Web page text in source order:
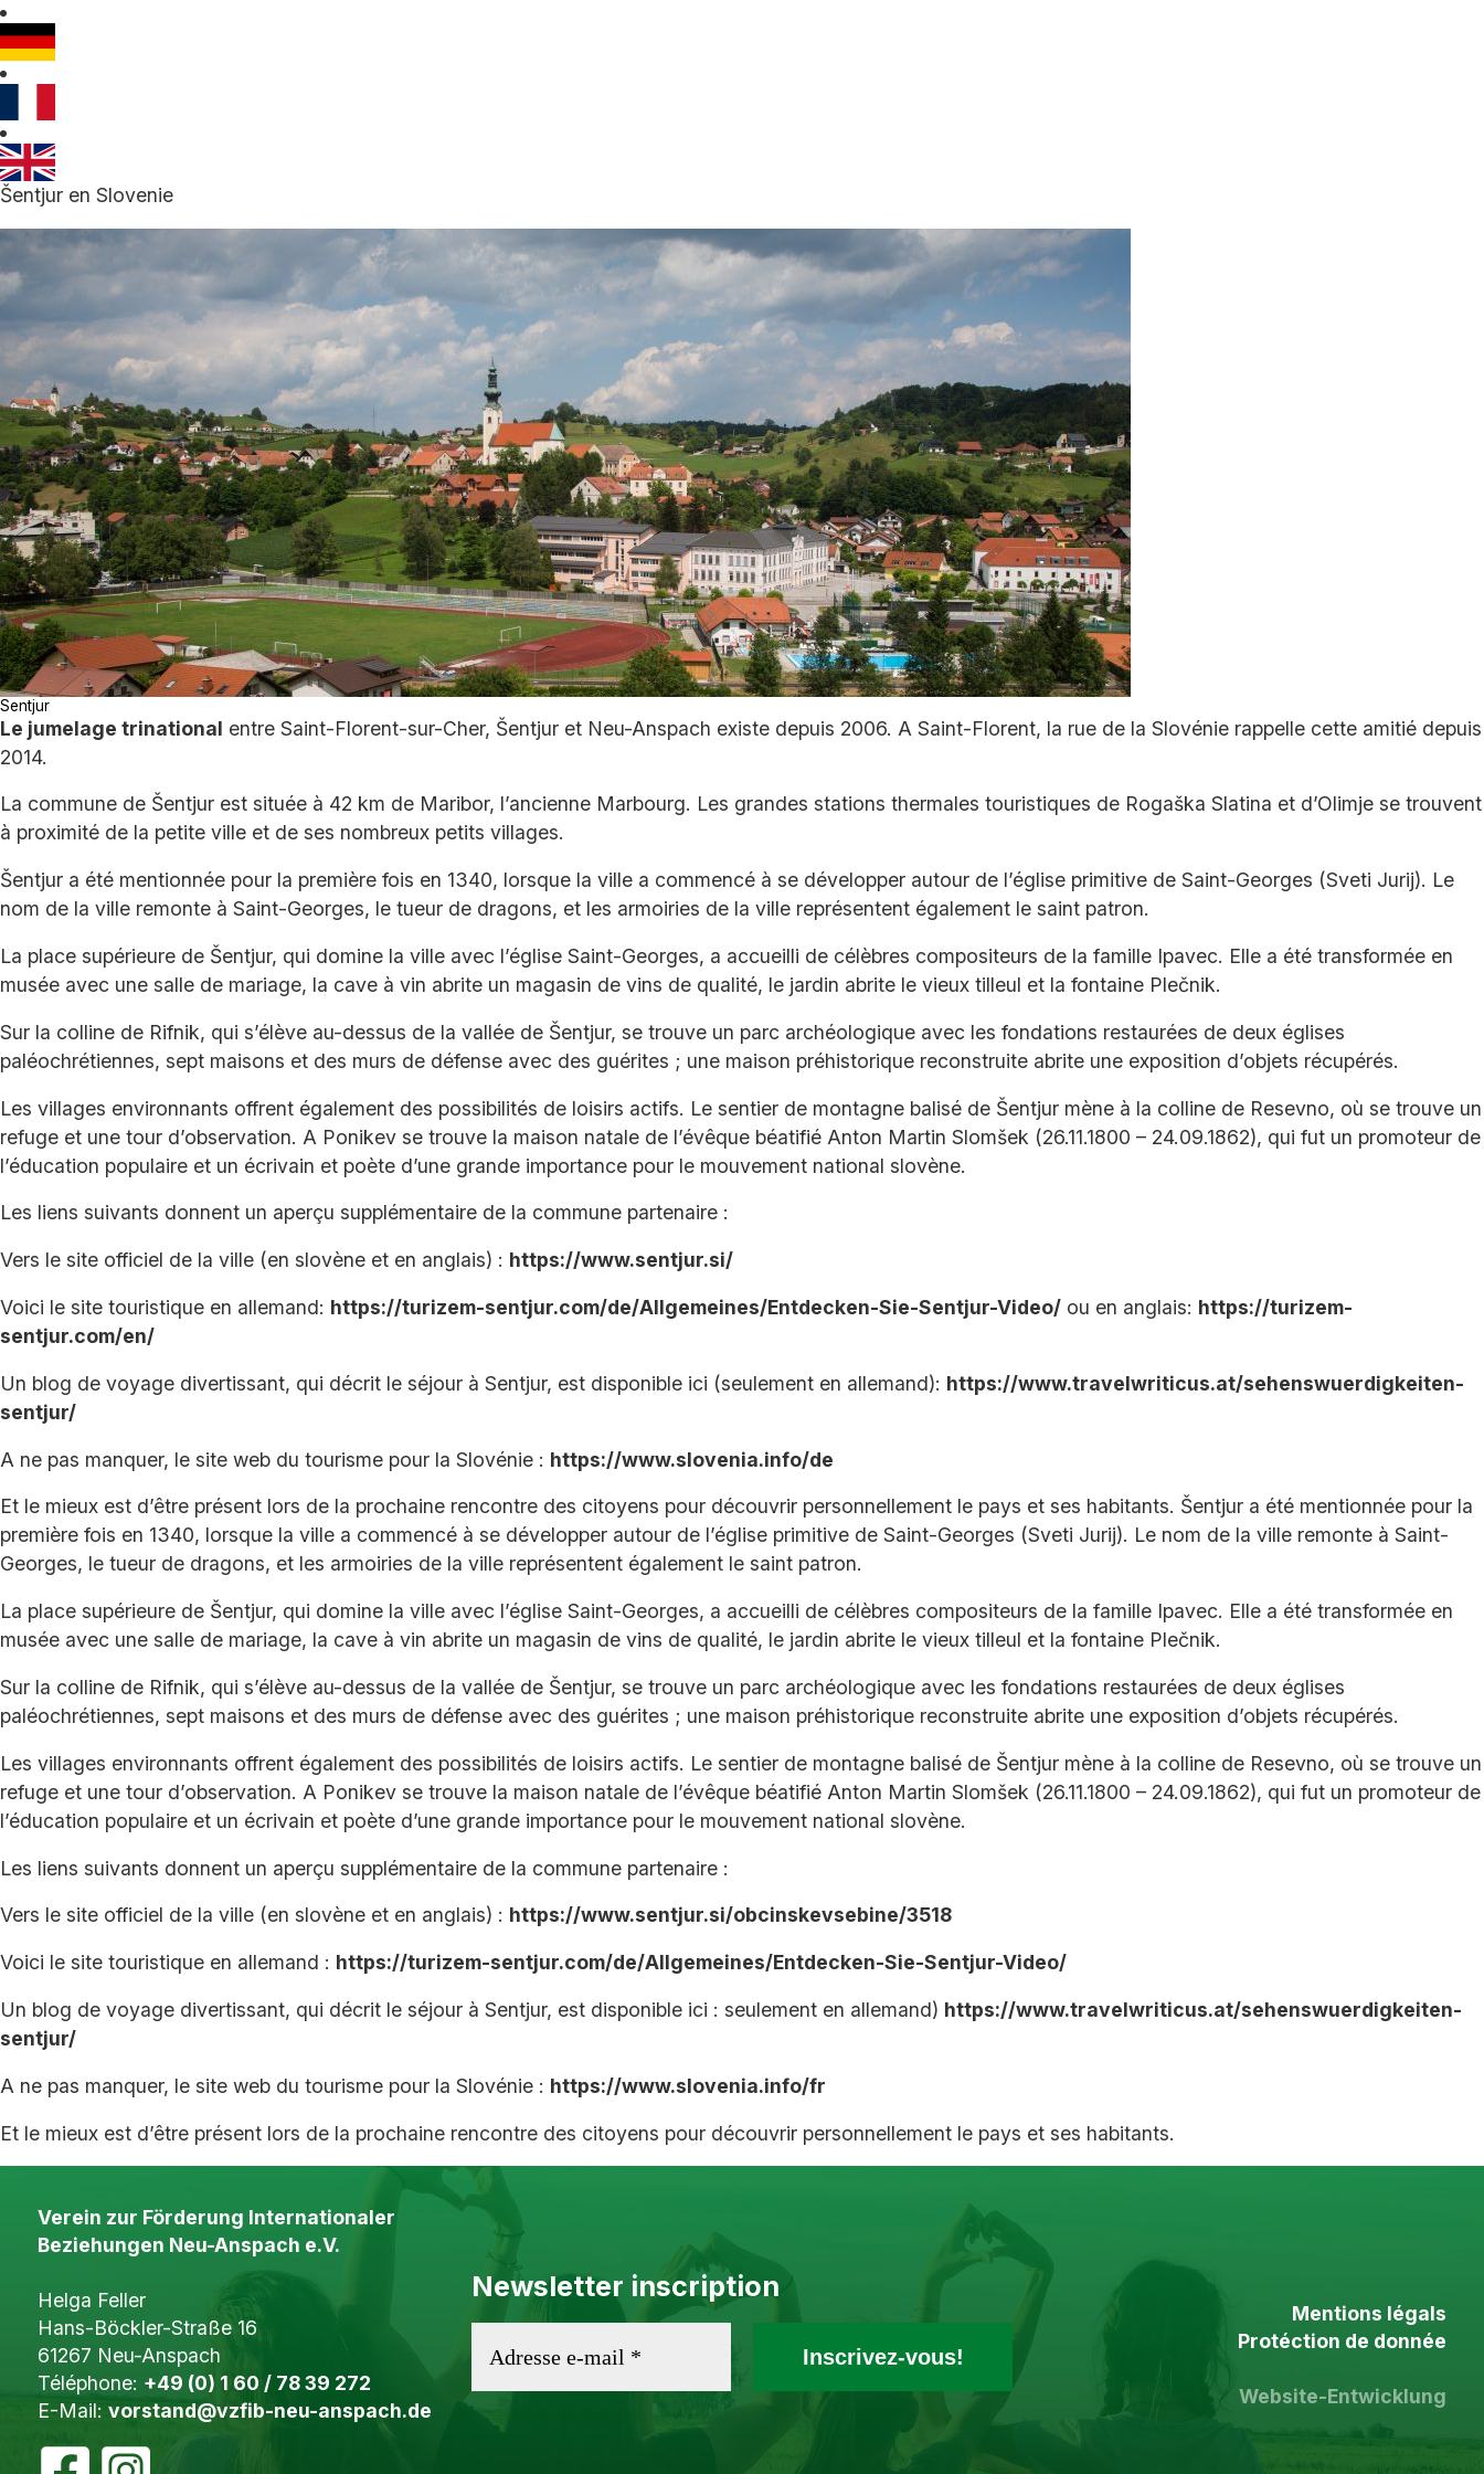
Šentjur en Slovenie
Sentjur
Le jumelage trinational entre Saint-Florent-sur-Cher, Šentjur et Neu-Anspach existe depuis 2006. A Saint-Florent, la rue de la Slovénie rappelle cette amitié depuis
2014.
La commune de Šentjur est située à 42 km de Maribor, l’ancienne Marbourg. Les grandes stations thermales touristiques de Rogaška Slatina et d’Olimje se trouvent
à proximité de la petite ville et de ses nombreux petits villages.
Šentjur a été mentionnée pour la première fois en 1340, lorsque la ville a commencé à se développer autour de l’église primitive de Saint-Georges (Sveti Jurij). Le
nom de la ville remonte à Saint-Georges, le tueur de dragons, et les armoiries de la ville représentent également le saint patron.
La place supérieure de Šentjur, qui domine la ville avec l’église Saint-Georges, a accueilli de célèbres compositeurs de la famille Ipavec. Elle a été transformée en
musée avec une salle de mariage, la cave à vin abrite un magasin de vins de qualité, le jardin abrite le vieux tilleul et la fontaine Plečnik.
Sur la colline de Rifnik, qui s’élève au-dessus de la vallée de Šentjur, se trouve un parc archéologique avec les fondations restaurées de deux églises
paléochrétiennes, sept maisons et des murs de défense avec des guérites ; une maison préhistorique reconstruite abrite une exposition d’objets récupérés.
Les villages environnants offrent également des possibilités de loisirs actifs. Le sentier de montagne balisé de Šentjur mène à la colline de Resevno, où se trouve un
refuge et une tour d’observation. A Ponikev se trouve la maison natale de l’évêque béatifié Anton Martin Slomšek (26.11.1800 – 24.09.1862), qui fut un promoteur de
l’éducation populaire et un écrivain et poète d’une grande importance pour le mouvement national slovène.
Les liens suivants donnent un aperçu supplémentaire de la commune partenaire :
Vers le site officiel de la ville (en slovène et en anglais) : https://www.sentjur.si/
Voici le site touristique en allemand: https://turizem-sentjur.com/de/Allgemeines/Entdecken-Sie-Sentjur-Video/ ou en anglais: https://turizem-
sentjur.com/en/
Un blog de voyage divertissant, qui décrit le séjour à Sentjur, est disponible ici (seulement en allemand): https://www.travelwriticus.at/sehenswuerdigkeiten-
sentjur/
A ne pas manquer, le site web du tourisme pour la Slovénie : https://www.slovenia.info/de
Et le mieux est d’être présent lors de la prochaine rencontre des citoyens pour découvrir personnellement le pays et ses habitants. Šentjur a été mentionnée pour la
première fois en 1340, lorsque la ville a commencé à se développer autour de l’église primitive de Saint-Georges (Sveti Jurij). Le nom de la ville remonte à Saint-
Georges, le tueur de dragons, et les armoiries de la ville représentent également le saint patron.
La place supérieure de Šentjur, qui domine la ville avec l’église Saint-Georges, a accueilli de célèbres compositeurs de la famille Ipavec. Elle a été transformée en
musée avec une salle de mariage, la cave à vin abrite un magasin de vins de qualité, le jardin abrite le vieux tilleul et la fontaine Plečnik.
Sur la colline de Rifnik, qui s’élève au-dessus de la vallée de Šentjur, se trouve un parc archéologique avec les fondations restaurées de deux églises
paléochrétiennes, sept maisons et des murs de défense avec des guérites ; une maison préhistorique reconstruite abrite une exposition d’objets récupérés.
Les villages environnants offrent également des possibilités de loisirs actifs. Le sentier de montagne balisé de Šentjur mène à la colline de Resevno, où se trouve un
refuge et une tour d’observation. A Ponikev se trouve la maison natale de l’évêque béatifié Anton Martin Slomšek (26.11.1800 – 24.09.1862), qui fut un promoteur de
l’éducation populaire et un écrivain et poète d’une grande importance pour le mouvement national slovène.
Les liens suivants donnent un aperçu supplémentaire de la commune partenaire :
Vers le site officiel de la ville (en slovène et en anglais) : https://www.sentjur.si/obcinskevsebine/3518
Voici le site touristique en allemand : https://turizem-sentjur.com/de/Allgemeines/Entdecken-Sie-Sentjur-Video/
Un blog de voyage divertissant, qui décrit le séjour à Sentjur, est disponible ici : seulement en allemand) https://www.travelwriticus.at/sehenswuerdigkeiten-
sentjur/
A ne pas manquer, le site web du tourisme pour la Slovénie : https://www.slovenia.info/fr
Et le mieux est d’être présent lors de la prochaine rencontre des citoyens pour découvrir personnellement le pays et ses habitants.
Verein zur Förderung Internationaler
Beziehungen Neu-Anspach e.V.
Helga Feller
Hans-Böckler-Straße 16
61267 Neu-Anspach
Téléphone: +49 (0) 1 60 / 78 39 272
E-Mail: vorstand@vzfib-neu-anspach.de
Newsletter inscription
Mentions légals
Protéction de donnée
Website-Entwicklung